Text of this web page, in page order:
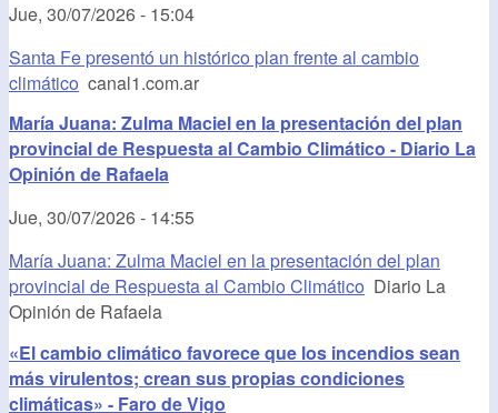
Jue, 30/07/2026 - 15:04
Santa Fe presentó un histórico plan frente al cambio
climático canal1.com.ar
María Juana: Zulma Maciel en la presentación del plan
provincial de Respuesta al Cambio Climático - Diario La
Opinión de Rafaela
Jue, 30/07/2026 - 14:55
María Juana: Zulma Maciel en la presentación del plan
provincial de Respuesta al Cambio Climático Diario La
Opinión de Rafaela
«El cambio climático favorece que los incendios sean
más virulentos; crean sus propias condiciones
climáticas» - Faro de Vigo